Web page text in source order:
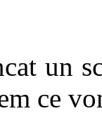
un
ce